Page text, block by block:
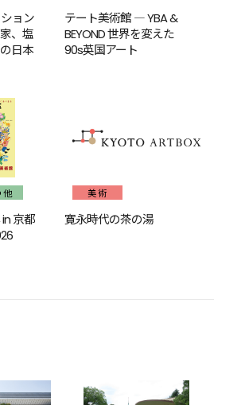
ョン
、塩
日本
テート美術館 ― YBA &
BEYOND 世界を変えた
90s英国アート
他
京都
美術
寛永時代の茶の湯